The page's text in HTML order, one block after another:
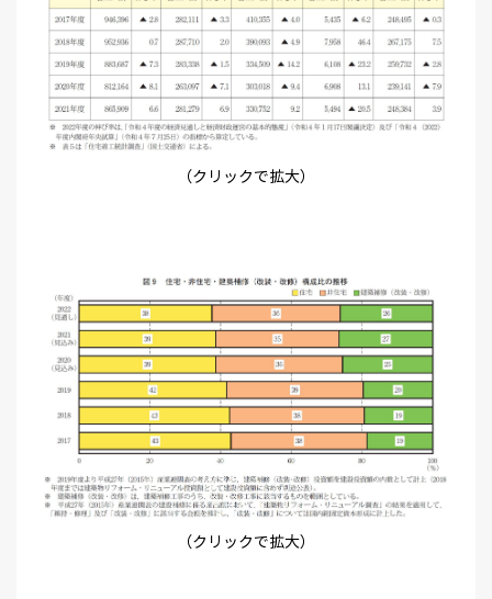
（クリックで拡大）
（クリックで拡大）